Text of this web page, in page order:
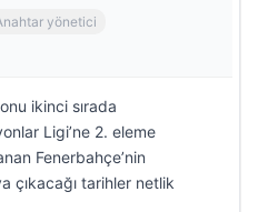
yönetici
ikinci sırada
Ligi’ne 2. eleme
Fenerbahçe’nin
çıkacağı tarihler netlik